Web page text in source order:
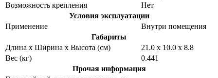
Возможность крепления
Нет
Условия эксплуатации
Применение
Внутри помещения
Габариты
Длина х Ширина х Высота (см)
21.0 х 10.0 х 8.8
Вес (кг)
0.441
Прочая информация